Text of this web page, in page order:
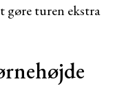
gøre turen ekstra